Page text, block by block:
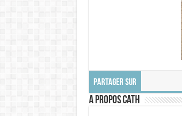
PARTAGER SUR
A propos Cath